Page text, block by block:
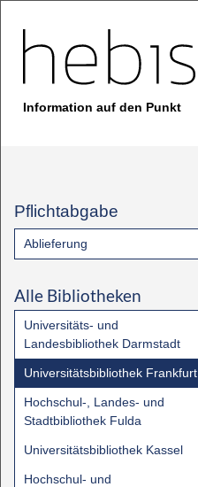
Information auf den Punkt
Pflichtabgabe
Ablieferung
Alle Bibliotheken
Universitäts- und
Landesbibliothek Darmstadt
Universitätsbibliothek Frankfurt
Hochschul-, Landes- und
Stadtbibliothek Fulda
Universitätsbibliothek Kassel
Hochschul- und